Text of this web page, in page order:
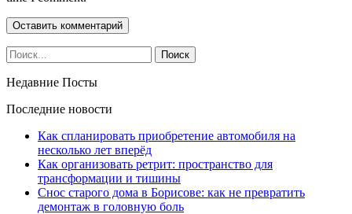
Недавние Посты
Последние новости
Как спланировать приобретение автомобиля на
несколько лет вперёд
Как организовать ретрит: пространство для
трансформации и тишины
Снос старого дома в Борисове: как не превратить
демонтаж в головную боль